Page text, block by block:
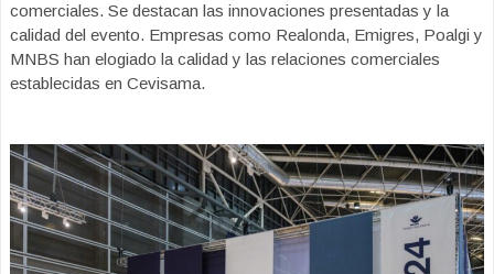
comerciales. Se destacan las innovaciones presentadas y la
calidad del evento. Empresas como Realonda, Emigres, Poalgi y
MNBS han elogiado la calidad y las relaciones comerciales
establecidas en Cevisama.